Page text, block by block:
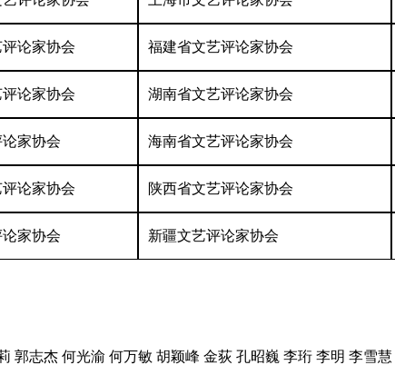
论家协会 福建省文艺评论家协会
论家协会 湖南省文艺评论家协会
家协会 海南省文艺评论家协会
论家协会 陕西省文艺评论家协会
家协会 新疆文艺评论家协会
郭志杰 何光渝 何万敏 胡颖峰 金荻 孔昭巍 李珩 李明 李雪慧